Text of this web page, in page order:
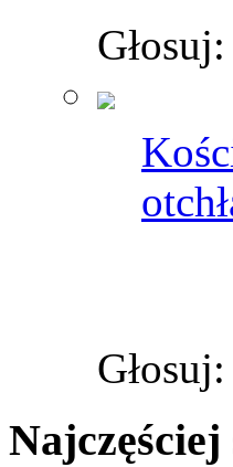
Głosuj:
Głosuj:
Najczęściej